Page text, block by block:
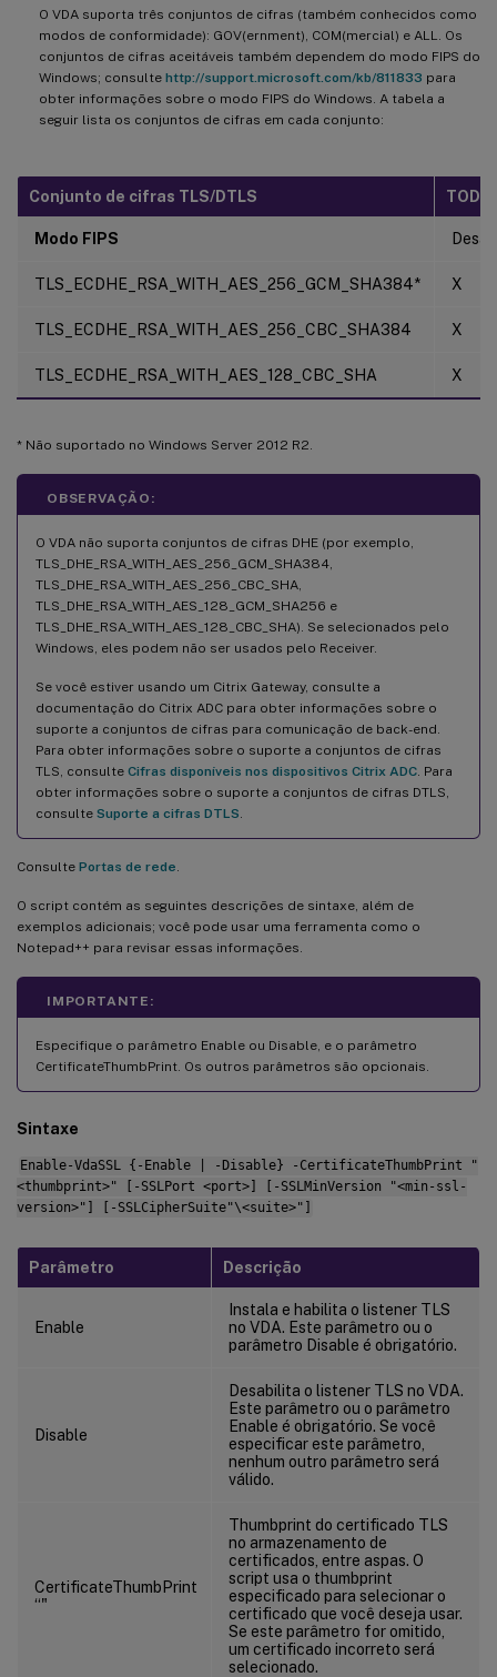
O VDA suporta três conjuntos de cifras (também conhecidos como
modos de conformidade): GOV(ernment), COM(mercial) e ALL. Os
conjuntos de cifras aceitáveis também dependem do modo FIPS do
Windows; consulte http://support.microsoft.com/kb/811833 para
obter informações sobre o modo FIPS do Windows. A tabela a
seguir lista os conjuntos de cifras em cada conjunto:
Conjunto de cifras TLS/DTLS
Modo FIPS
TLS_ECDHE_RSA_WITH_AES_256_GCM_SHA384* X
TLS_ECDHE_RSA_WITH_AES_256_CBC_SHA384 X
TLS_ECDHE_RSA_WITH_AES_128_CBC_SHA X
* Não suportado no Windows Server 2012 R2.
OBSERVAÇÃO:
O VDA não suporta conjuntos de cifras DHE (por exemplo,
TLS_DHE_RSA_WITH_AES_256_GCM_SHA384,
TLS_DHE_RSA_WITH_AES_256_CBC_SHA,
TLS_DHE_RSA_WITH_AES_128_GCM_SHA256 e
TLS_DHE_RSA_WITH_AES_128_CBC_SHA). Se selecionados pelo
Windows, eles podem não ser usados pelo Receiver.
Se você estiver usando um Citrix Gateway, consulte a
documentação do Citrix ADC para obter informações sobre o
suporte a conjuntos de cifras para comunicação de back-end.
Para obter informações sobre o suporte a conjuntos de cifras
TLS, consulte Cifras disponíveis nos dispositivos Citrix ADC . Para
obter informações sobre o suporte a conjuntos de cifras DTLS,
consulte Suporte a cifras DTLS
Consulte Portas de rede
O script contém as seguintes descrições de sintaxe, além de
exemplos adicionais; você pode usar uma ferramenta como o
Notepad++ para revisar essas informações.
IMPORTANTE:
Especifique o parâmetro Enable ou Disable, e o parâmetro
CertificateThumbPrint. Os outros parâmetros são opcionais.
Sintaxe
Enable-VdaSSL {-Enable | -Disable} -CertificateThumbPrint "
<thumbprint>" [-SSLPort <port>] [-SSLMinVersion "<min-ssl-
version>"] [-SSLCipherSuite"\<suite>"]
Parâmetro Descrição
Enable
Instala e habilita o listener TLS
no VDA. Este parâmetro ou o
parâmetro Disable é obrigatório.
Disable
Desabilita o listener TLS no VDA.
Este parâmetro ou o parâmetro
Enable é obrigatório. Se você
especificar este parâmetro,
nenhum outro parâmetro será
válido.
CertificateThumbPrint
“"
Thumbprint do certificado TLS
no armazenamento de
certificados, entre aspas. O
script usa o thumbprint
especificado para selecionar o
certificado que você deseja usar.
Se este parâmetro for omitido,
um certificado incorreto será
selecionado.